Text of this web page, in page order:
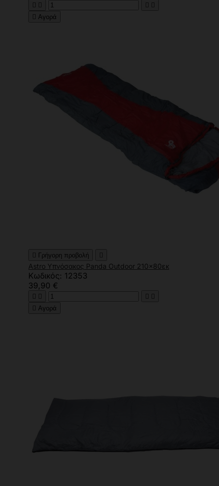
   
 Αγορά
 Γρήγορη προβολή 
Astro Υπνόσακος Panda Outdoor 210x80εκ
Κωδικός: 12353
39,90 €
   
 Αγορά